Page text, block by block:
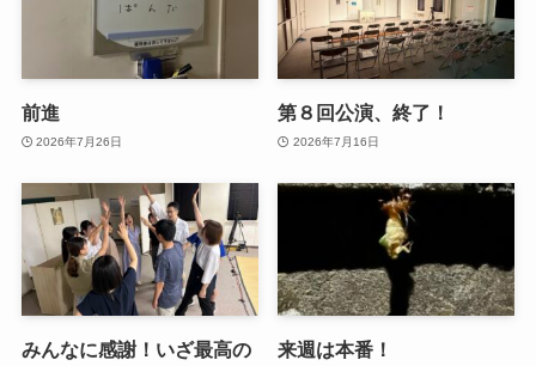
前進
2026年7月26日
第８回公演、終了！
2026年7月16日
みんなに感謝！いざ最高の
来週は本番！